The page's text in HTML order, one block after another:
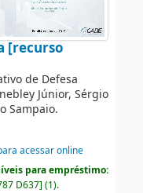
[recurso
de Defesa
Júnior, Sérgio
Sampaio.
acessar online
para empréstimo:
D637] (1).